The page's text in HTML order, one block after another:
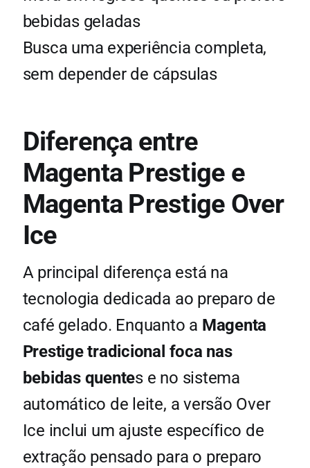
bebidas geladas
Busca uma experiência completa,
sem depender de cápsulas
Diferença entre
Magenta Prestige e
Magenta Prestige Over
Ice
A principal diferença está na
tecnologia dedicada ao preparo de
café gelado. Enquanto a Magenta
Prestige tradicional foca nas
bebidas quentes e no sistema
automático de leite, a versão Over
Ice inclui um ajuste específico de
extração pensado para o preparo